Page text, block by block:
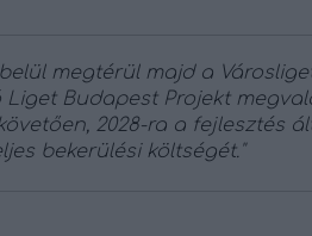
megtérül majd a
Budapest Projekt
2028-ra a fejlesztés
bekerülési költségét."